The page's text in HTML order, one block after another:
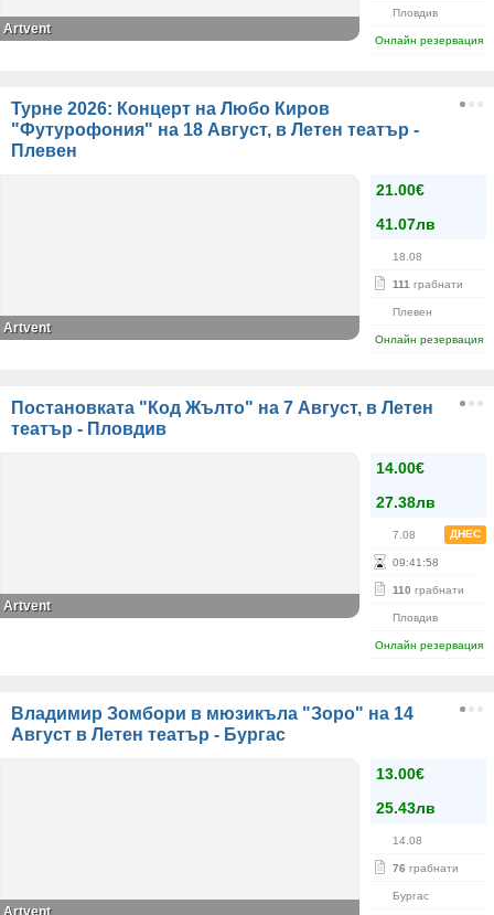
Пловдив
Онлайн резервация
Artvent
Турне 2026: Концерт на Любо Киров
"Футурофония" на 18 Август, в Летен театър -
Плевен
21.00€
41.07лв
18.08
111 грабнати
Плевен
Онлайн резервация
Artvent
Постановката "Код Жълто" на 7 Август, в Летен
театър - Пловдив
14.00€
27.38лв
7.08 ДНЕС
09:41 :58
110 грабнати
Пловдив
Онлайн резервация
Artvent
Владимир Зомбори в мюзикъла "Зоро" на 14
Август в Летен театър - Бургас
13.00€
25.43лв
14.08
76 грабнати
Бургас
Artvent